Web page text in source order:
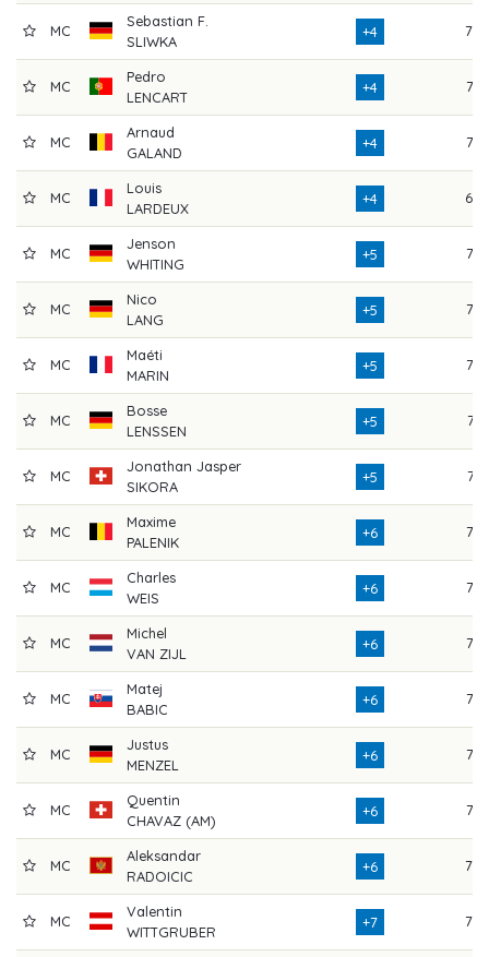
MC
Sebastian F.
SLIWKA
+4 70
MC
Pedro
LENCART
+4 73
MC
Arnaud
GALAND
+4 73
MC
Louis
LARDEUX
+4 69
MC
Jenson
WHITING
+5 77
MC
Nico
LANG
+5 73
MC
Maéti
MARIN
+5 77
MC
Bosse
LENSSEN
+5 71
MC
Jonathan Jasper
SIKORA
+5 74
MC
Maxime
PALENIK
+6 73
MC
Charles
WEIS
+6 73
MC
Michel
VAN ZIJL
+6 73
MC
Matej
BABIC
+6 75
MC
Justus
MENZEL
+6 75
MC
Quentin
CHAVAZ (AM)
+6 75
MC
Aleksandar
RADOICIC
+6 70
MC
Valentin
WITTGRUBER
+7 79